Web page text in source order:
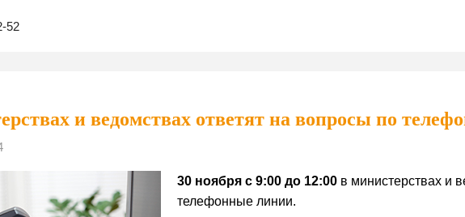
52
и ведомствах ответят на вопросы по
30 ноября с 9:00 до 12:00 в министерствах и
телефонные линии.